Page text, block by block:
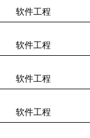
软件工程
软件工程
软件工程
软件工程